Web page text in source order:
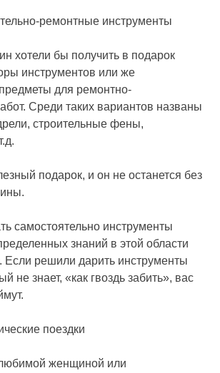
ремонтные инструменты
хотели бы получить в подарок
инструментов или же
для ремонтно-
Среди таких вариантов названы
строительные фены,
подарок, и он не останется без
самостоятельно инструменты
знаний в этой области
Если решили дарить инструменты
не знает, «как гвоздь забить», вас
поездки
женщиной или